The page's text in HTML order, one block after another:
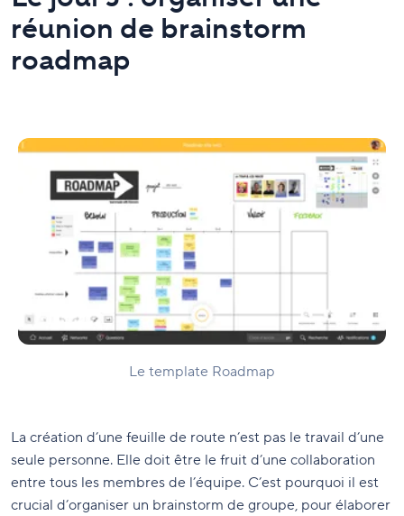
réunion de brainstorm
roadmap
Le template Roadmap
La création d’une feuille de route n’est pas le travail d’une
seule personne. Elle doit être le fruit d’une collaboration
entre tous les membres de l’équipe. C’est pourquoi il est
crucial d’organiser un brainstorm de groupe, pour élaborer